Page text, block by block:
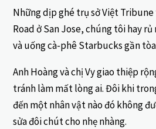
Những dịp ghé trụ sở Việt
Road ở San Jose, chúng tôi hay
và uống cà-phê Starbucks gần
Anh Hoàng và chị Vy giao thiệp
tránh làm mất lòng ai. Đôi khi
đến một nhân vật nào đó không
sửa đôi chút cho nhẹ nhàng.